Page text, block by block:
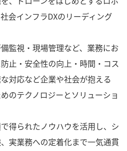
会インフラDXのリーディング
監視・現場管理など、業務にお
止・安全性の向上・時間・コス
対応など企業や社会が抱える
のテクノロジーとソリューショ
得られたノウハウを活用し、シ
実業務への定着化まで一気通貫